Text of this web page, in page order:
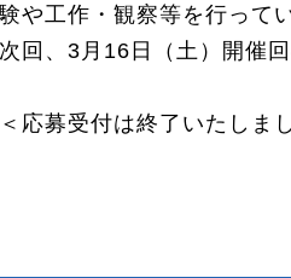
験や工作・観察等を行って
次回、3月16日（土）開催
＜応募受付は終了いたしま